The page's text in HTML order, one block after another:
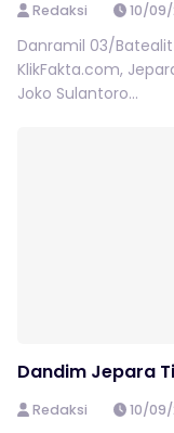
Redaksi 10/09/
Danramil 03/
KlikFakta.com,
Joko Sulantoro...
Dandim Jepara
Redaksi 10/09/